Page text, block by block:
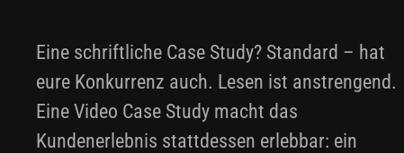
Eine schriftliche Case Study? Standard – hat
eure Konkurrenz auch. Lesen ist anstrengend.
Eine Video Case Study macht das
Kundenerlebnis stattdessen erlebbar: ein